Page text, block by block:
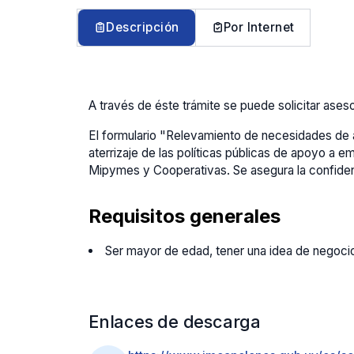
Descripción Por Internet
A través de éste trámite se puede solicitar
El formulario "Relevamiento de necesidades
aterrizaje de las políticas públicas de apoyo a
Mipymes y Cooperativas. Se asegura la
Requisitos generales
Ser mayor de edad, tener una idea de
Enlaces de descarga